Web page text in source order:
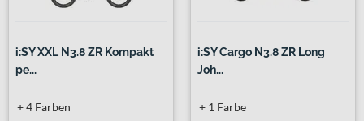
i:SY XXL N3.8 ZR Kompakt
pe...
+ 4 Farben
i:SY Cargo N3.8 ZR Long
Joh...
+ 1 Farbe